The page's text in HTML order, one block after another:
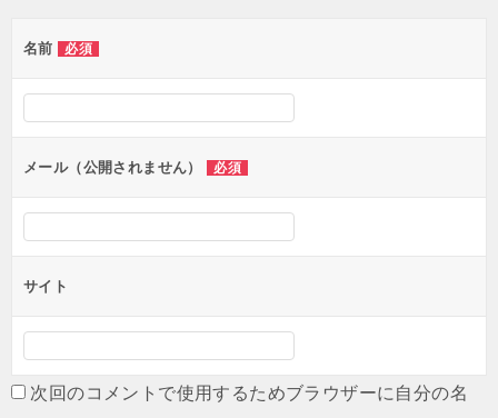
名前 必須
メール（公開されません） 必須
サイト
次回のコメントで使用するためブラウザーに自分の名